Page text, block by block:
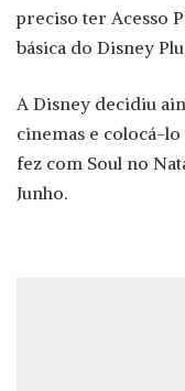
preciso ter Acesso
básica do Disney
A Disney decidiu
cinemas e colocá-
fez com Soul no
Junho.